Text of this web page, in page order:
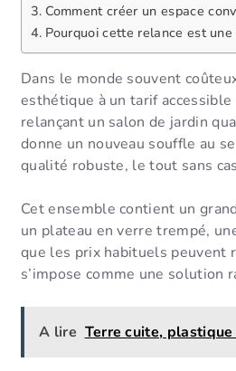
Comment créer un espace
Pourquoi cette relance est
Dans le monde souvent
esthétique à un tarif
relançant un salon de jardin
donne un nouveau souffle au
qualité robuste, le tout sans
Cet ensemble contient un
un plateau en verre trempé,
que les prix habituels peuvent
s’impose comme une solution
A lire Terre cuite,